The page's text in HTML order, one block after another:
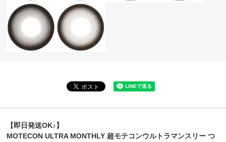
【即日発送OK♪】
MOTECON ULTRA MONTHLY 超モテコンウルトラマンスリー つ